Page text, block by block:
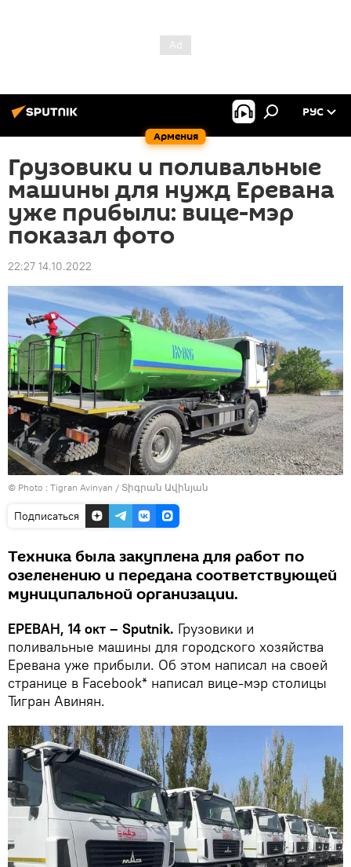
Армения
РУС
Грузовики и поливальные
машины для нужд Еревана
уже прибыли: вице-мэр
показал фото
22:27 14.10.2022
© Photo : Tigran Avinyan / Տիգրան Ավինյան
Подписаться
Техника была закуплена для работ по
озеленению и передана соответствующей
муниципальной организации.
ЕРЕВАН, 14 окт – Sputnik. Грузовики и
поливальные машины для городского хозяйства
Еревана уже прибыли. Об этом написал на своей
странице в Facebook* написал вице-мэр столицы
Тигран Авинян.